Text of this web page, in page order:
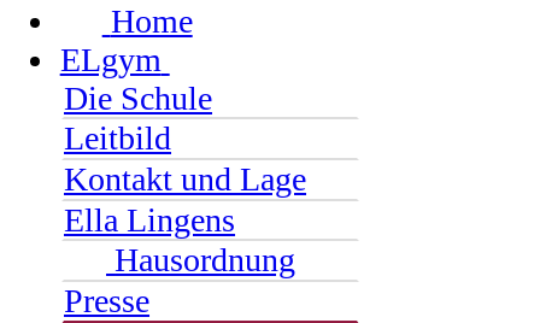
Home
ELgym
Die Schule
Leitbild
Kontakt und Lage
Ella Lingens
Hausordnung
Presse